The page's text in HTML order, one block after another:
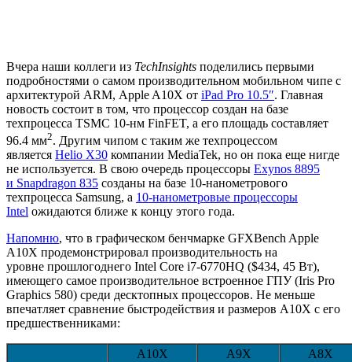
Вчера наши коллеги из TechInsights поделились первыми
подробностями о самом производительном мобильном чипе с
архитектурой ARM, Apple A10X от iPad Pro 10.5″. Главная
новость состоит в том, что процессор создан на базе
техпроцесса TSMC 10-нм FinFET, а его площадь составляет
96.4 мм2. Другим чипом с таким же техпроцессом
является Helio X30 компании MediaTek, но он пока еще нигде
не используется. В свою очередь процессоры Exynos 8895
и Snapdragon 835 созданы на базе 10-нанометрового
техпроцесса Samsung, а 10-нанометровые процессоры
Intel ожидаются ближе к концу этого года.
Напомню, что в графическом бенчмарке GFXBench Apple
A10X продемонстрировал производительность на
уровне прошлогоднего Intel Core i7-6770HQ ($434, 45 Вт),
имеющего самое производительное встроенное ГПУ (Iris Pro
Graphics 580) среди десктопных процессоров. Не меньше
впечатляет сравнение быстродействия и размеров A10X с его
предшественниками:
A10X A9X A8X